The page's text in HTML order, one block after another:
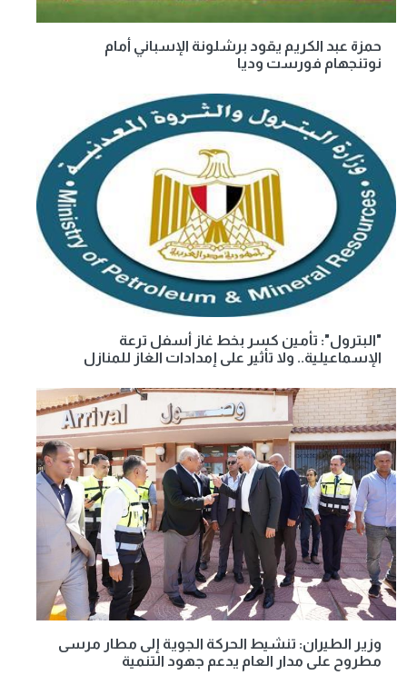
حمزة عبد الكريم يقود برشلونة الإسباني أمام
نوتنجهام فورست وديا
"البترول": تأمين كسر بخط غاز أسفل ترعة
الإسماعيلية.. ولا تأثير على إمدادات الغاز للمنازل
وزير الطيران: تنشيط الحركة الجوية إلى مطار مرسى
مطروح على مدار العام يدعم جهود التنمية